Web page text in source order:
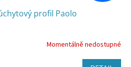
profil Paolo
Momentálně nedostupné